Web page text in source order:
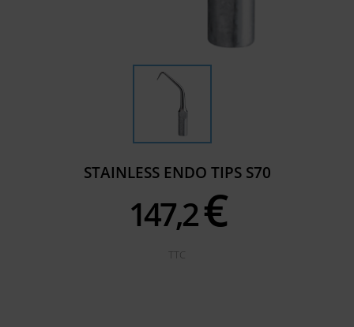
STAINLESS ENDO TIPS S70
147,2€
TTC